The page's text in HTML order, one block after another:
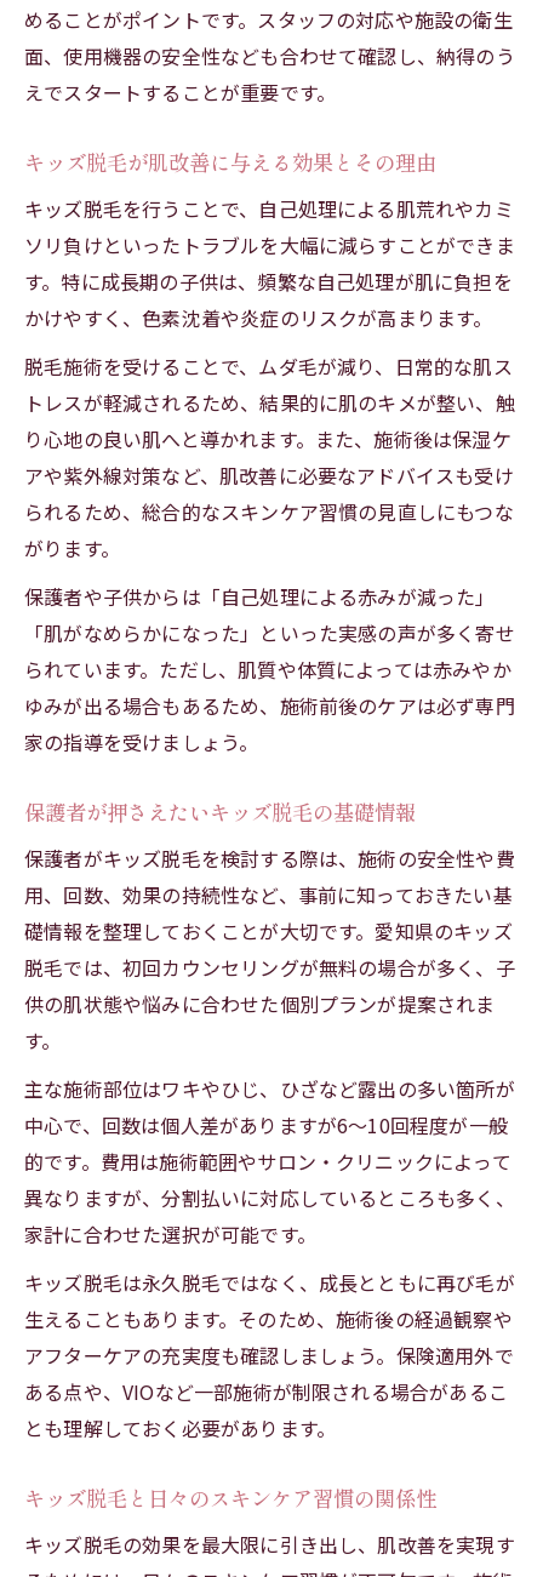
めることがポイントです。スタッフの対応や施設の衛生
面、使用機器の安全性なども合わせて確認し、納得のう
えでスタートすることが重要です。
キッズ脱毛が肌改善に与える効果とその理由
キッズ脱毛を行うことで、自己処理による肌荒れやカミ
ソリ負けといったトラブルを大幅に減らすことができま
す。特に成長期の子供は、頻繁な自己処理が肌に負担を
かけやすく、色素沈着や炎症のリスクが高まります。
脱毛施術を受けることで、ムダ毛が減り、日常的な肌ス
トレスが軽減されるため、結果的に肌のキメが整い、触
り心地の良い肌へと導かれます。また、施術後は保湿ケ
アや紫外線対策など、肌改善に必要なアドバイスも受け
られるため、総合的なスキンケア習慣の見直しにもつな
がります。
保護者や子供からは「自己処理による赤みが減った」
「肌がなめらかになった」といった実感の声が多く寄せ
られています。ただし、肌質や体質によっては赤みやか
ゆみが出る場合もあるため、施術前後のケアは必ず専門
家の指導を受けましょう。
保護者が押さえたいキッズ脱毛の基礎情報
保護者がキッズ脱毛を検討する際は、施術の安全性や費
用、回数、効果の持続性など、事前に知っておきたい基
礎情報を整理しておくことが大切です。愛知県のキッズ
脱毛では、初回カウンセリングが無料の場合が多く、子
供の肌状態や悩みに合わせた個別プランが提案されま
す。
主な施術部位はワキやひじ、ひざなど露出の多い箇所が
中心で、回数は個人差がありますが6～10回程度が一般
的です。費用は施術範囲やサロン・クリニックによって
異なりますが、分割払いに対応しているところも多く、
家計に合わせた選択が可能です。
キッズ脱毛は永久脱毛ではなく、成長とともに再び毛が
生えることもあります。そのため、施術後の経過観察や
アフターケアの充実度も確認しましょう。保険適用外で
ある点や、VIOなど一部施術が制限される場合があるこ
とも理解しておく必要があります。
キッズ脱毛と日々のスキンケア習慣の関係性
キッズ脱毛の効果を最大限に引き出し、肌改善を実現す